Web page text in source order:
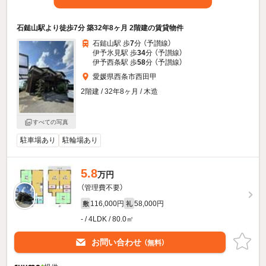
石鎚山駅より徒歩7分 築32年8ヶ月 2階建の賃貸物件
すべての写真
石鎚山駅 歩7分 （予讃線）
伊予氷見駅 歩34分 （予讃線）
伊予西条駅 歩58分 （予讃線）
愛媛県西条市西田甲
2階建 / 32年8ヶ月 / 木造
駐車場あり 駐輪場あり
5.8万円
（管理費不要）
敷 116,000円 礼 58,000円
- / 4LDK / 80.0㎡
お問い合わせ （無料）